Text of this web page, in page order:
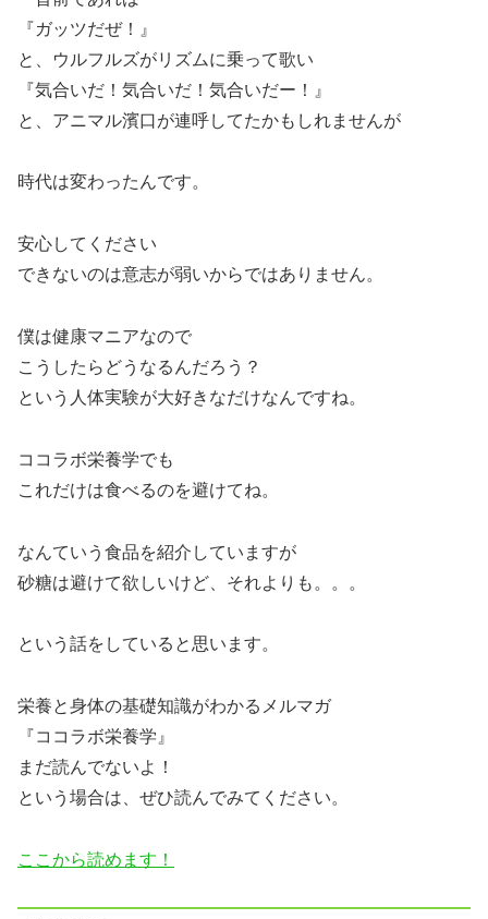
『ガッツだぜ！』
と、ウルフルズがリズムに乗って歌い
『気合いだ！気合いだ！気合いだー！』
と、アニマル濱口が連呼してたかもしれませんが
時代は変わったんです。
安心してください
できないのは意志が弱いからではありません。
僕は健康マニアなので
こうしたらどうなるんだろう？
という人体実験が大好きなだけなんですね。
ココラボ栄養学でも
これだけは食べるのを避けてね。
なんていう食品を紹介していますが
砂糖は避けて欲しいけど、それよりも。。。
という話をしていると思います。
栄養と身体の基礎知識がわかるメルマガ
『ココラボ栄養学』
まだ読んでないよ！
という場合は、ぜひ読んでみてください。
ここから読めます！